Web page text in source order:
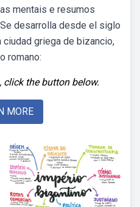
mentais e resumos
desarrolla desde el siglo
ciudad griega de bizancio,
romano:
the button below.
MORE